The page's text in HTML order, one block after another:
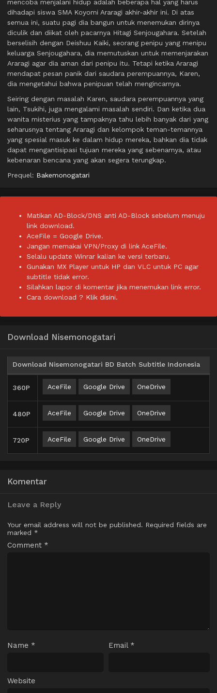
mencoba menjalani hidup adalah beberapa hal yang harus
dihadapi siswa SMA Koyomi Araragi akhir-akhir ini. Di atas
semua ini, suatu pagi dia bangun untuk menemukan dirinya
diculik dan diikat oleh pacarnya Hitagi Senjougahara. Setelah
berselisih dengan Deishuu Kaiki, seorang penipu yang menipu
keluarga Senjougahara, dia memutuskan untuk memenjarakan
Araragi agar dia aman dari penipu itu. Tetapi ketika Araragi
mendapat pesan panik dari saudara perempuannya, Karen,
dia mengetahui bahwa penipuan telah mengincarnya.
Seiring dengan masalah Karen, saudara perempuannya yang
lain, Tsukihi, juga mengalami masalah sendiri. Dan ketika dua
wanita misterius yang tampaknya tahu lebih banyak dari yang
seharusnya tentang Araragi dan kelompok teman-temannya
yang spesial masuk ke dalam hidup mereka, bahkan dia tidak
dapat mengantisipasi tujuan mereka yang sebenarnya, atau
kebenaran bencana yang akan segera terungkap.
Prequel: Bakemonogatari
Matikan AD-Block/DNS anti AD-Block sebelum menuju
link download.
AceFile = Google Drive.
Jangan memakai VPN/Proxy di link AceFile.
Selalu update Winrar kalian ke versi terbaru.
Gunakan MX Player untuk HP dan VLC untuk PC agar
subtitle tidak error.
Silahkan lapor di komentar jika menemukan link error.
Cara download ? Klik disini.
Download Nisemonogatari
Download Nisemonogatari BD Batch Subtitle Indonesia
360P AceFile Google Drive OneDrive
480P AceFile Google Drive OneDrive
720P AceFile Google Drive OneDrive
Komentar
Leave a Reply
Your email address will not be published. Required fields are
marked *
Comment *
Name * Email *
Website